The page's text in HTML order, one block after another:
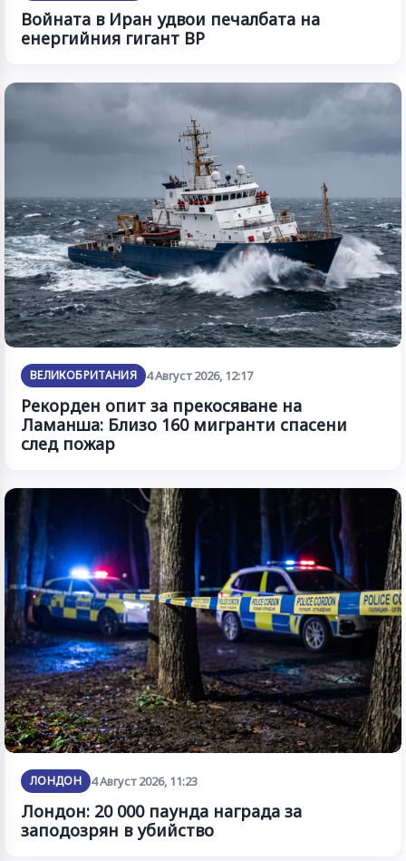
Войната в Иран удвои печалбата на
енергийния гигант BP
ВЕЛИКОБРИТАНИЯ 4 Август 2026, 12:17
Рекорден опит за прекосяване на
Ламанша: Близо 160 мигранти спасени
след пожар
ЛОНДОН 4 Август 2026, 11:23
Лондон: 20 000 паунда награда за
заподозрян в убийство